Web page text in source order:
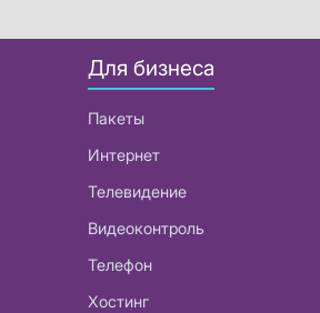
Для бизнеса
Пакеты
Интернет
Телевидение
Видеоконтроль
Телефон
Хостинг